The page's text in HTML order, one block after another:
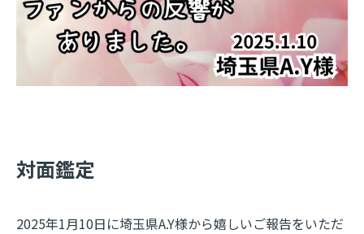
​対面鑑定
2025年1月10日に埼玉県A.Y様から嬉しいご報告をいただ